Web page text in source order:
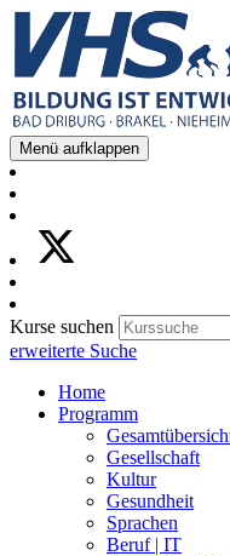
Menü aufklappen
Kurse suchen
erweiterte Suche
Home
Programm
Gesellschaft
Kultur
Gesundheit
Sprachen
Beruf | IT